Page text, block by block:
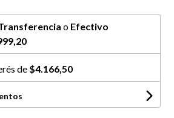
o Efectivo
de $4.166,50